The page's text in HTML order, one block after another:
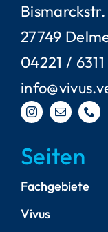
27749
04221 / 6311
Seiten
Fachgebiete
Vivus